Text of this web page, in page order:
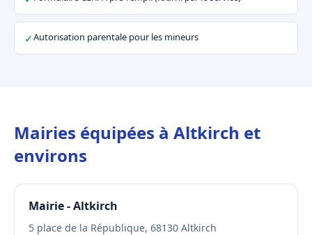
✓Autorisation parentale pour les mineurs
Mairies équipées à Altkirch et
environs
Mairie - Altkirch
5 place de la République, 68130 Altkirch